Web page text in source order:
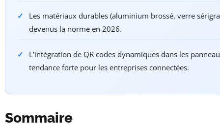
Les matériaux durables (aluminium brossé, verre
devenus la norme en 2026.
L’intégration de QR codes dynamiques dans les
tendance forte pour les entreprises connectées.
Sommaire